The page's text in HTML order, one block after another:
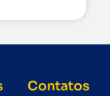
Contatos